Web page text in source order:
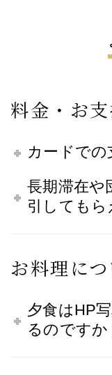
料金・お
カードでの
長期滞在や
引してもら
お料理に
夕食はHP
るのですか